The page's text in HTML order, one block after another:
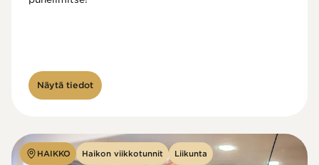
Näytä tiedot
HAIKKO Haikon viikkotunnit Liikunta